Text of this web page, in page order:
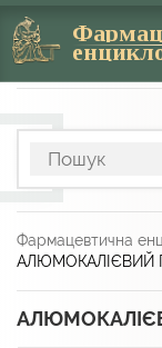
Фармацевтична
АЛЮМОКАЛІЄВИЙ